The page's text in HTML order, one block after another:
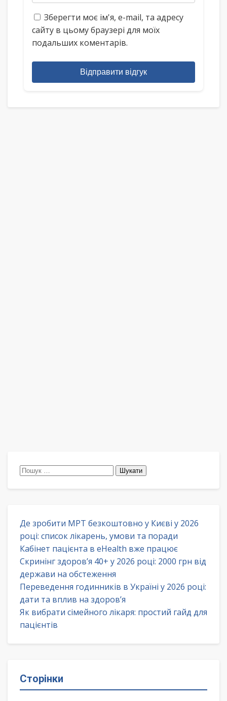
Зберегти моє ім'я, e-mail, та адресу
сайту в цьому браузері для моїх
подальших коментарів.
Відправити відгук
Пошук:
Де зробити МРТ безкоштовно у Києві у 2026
році: список лікарень, умови та поради
Кабінет пацієнта в eHealth вже працює
Скринінг здоров’я 40+ у 2026 році: 2000 грн від
держави на обстеження
Переведення годинників в Україні у 2026 році:
дати та вплив на здоров’я
Як вибрати сімейного лікаря: простий гайд для
пацієнтів
Сторінки